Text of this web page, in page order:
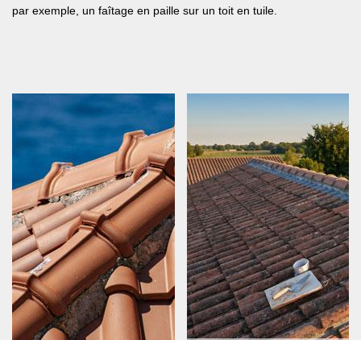
par exemple, un faîtage en paille sur un toit en tuile.